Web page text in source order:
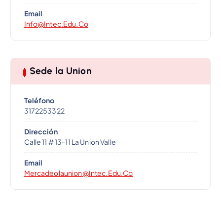
Email
Info@intec.edu.co
Sede la Union
Teléfono
3172253322
Dirección
Calle 11 # 13-11 La Union Valle
Email
Mercadeolaunion@intec.edu.co